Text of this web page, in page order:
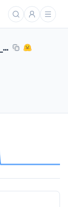
fullcheck_scores_base_4